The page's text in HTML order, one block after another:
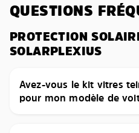
QUESTIONS
PROTECTION
SOLARPLEXIUS
Avez-vous le kit vitres
pour mon modèle de